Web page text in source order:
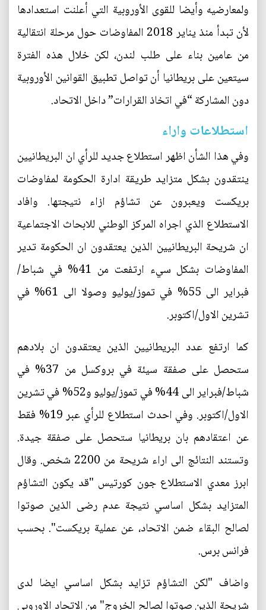
ولمعارضيه وأيضا للقوى الأوروبية التي أعلنت استعدادها
لأن تبدأ منذ يناير 2018 المفاوضات حول مرحلة انتقالية
من عامين بناء على طلب لندن، لكن خلال هذه الفترة
سيتعين على بريطانيا أن تواصل تطبيق القوانين الأوروبية
دون المشاركة “في اتخاذ القرارات” داخل الاتحاد.
استطلاعات واراء
وفي هذا الشأن اظهر استطلاع جديد للرأي ان البريطانيين
ينتقدون بشكل متزايد طريقة ادارة الحكومة لمفاوضات
بريكست ويعبرون عن تشاؤم ازاء نتيجتها. وافاد
الاستطلاع الذي اجراه المركز الوطني للابحاث الاجتماعية
ان شريحة البريطانيين الذين يعتقدون ان الحكومة تدير
المفاوضات بشكل سيء ارتفعت من 41% في شباط/
فبراير الى 55% في تموز/يوليو وصولا الى 61% في
تشرين الاول/اكتوبر.
كما ارتفع عدد البريطانيين الذين يعتقدون ان بلادهم
ستحصل على صفقة سيئة في بروكسل من 37% في
شباط/فبراير الى 44% في تموز/يوليو و52% في تشرين
الاول/اكتوبر. وفي احدث استطلاع للرأي عبر 19% فقط
عن اعتقادهم بان بريطانيا ستحصل على صفقة جيدة.
وتستند النتائج الى اراء شريحة من 2200 شخص. وقال
ابرز معدي الاستطلاع جون كورتيس "قد يكون التشاؤم
المتزايد بشكل اساسي نتيجة عدم رضى الذين صوتوا
لصالح البقاء ضمن الاتحاد، عن عملية بريكست". بحسب
فرانس برس.
واضاف "لكن التشاؤم تزايد بشكل اساسي ايضا لدى